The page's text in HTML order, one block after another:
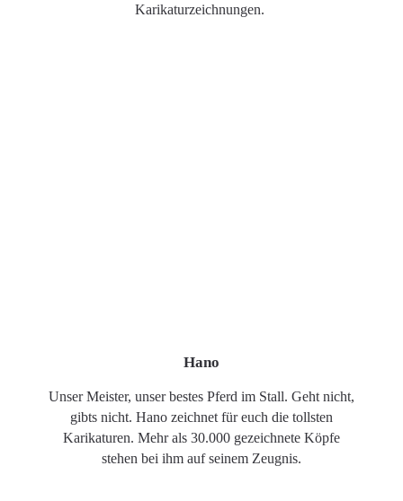
Karikaturzeichnungen.
Hano
Unser Meister, unser bestes Pferd im Stall. Geht nicht,
gibts nicht. Hano zeichnet für euch die tollsten
Karikaturen. Mehr als 30.000 gezeichnete Köpfe
stehen bei ihm auf seinem Zeugnis.